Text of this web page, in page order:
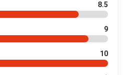
8.5
9
10